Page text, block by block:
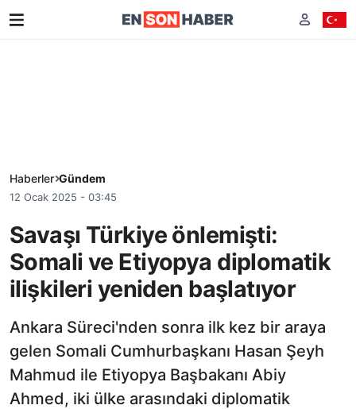
Haberler Gündem
12 Ocak 2025 - 03:45
Savaşı Türkiye önlemişti:
Somali ve Etiyopya diplomatik
ilişkileri yeniden başlatıyor
Ankara Süreci'nden sonra ilk kez bir araya
gelen Somali Cumhurbaşkanı Hasan Şeyh
Mahmud ile Etiyopya Başbakanı Abiy
Ahmed, iki ülke arasındaki diplomatik